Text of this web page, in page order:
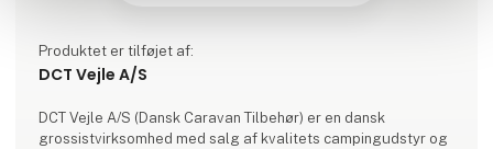
Produktet er tilføjet af:
DCT Vejle A/S
DCT Vejle A/S (Dansk Caravan Tilbehør) er en dansk
grossistvirksomhed med salg af kvalitets campingudstyr og